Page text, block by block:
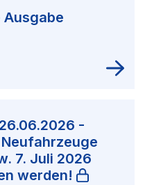
Ausgabe
-
7. Juli 2026
werden!